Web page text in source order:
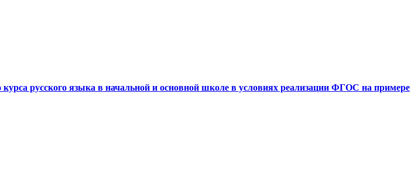
русского языка в начальной и основной школе в условиях реализации ФГОС на примере